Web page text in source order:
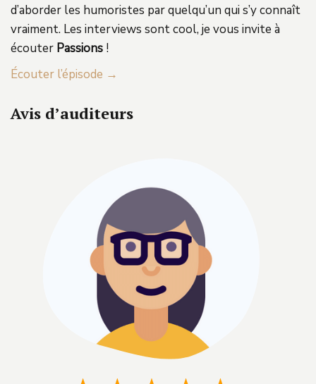
d’aborder les humoristes par quelqu’un qui s’y connaît
vraiment. Les interviews sont cool, je vous invite à
écouter Passions !
Écouter l’épisode →
Avis d’auditeurs